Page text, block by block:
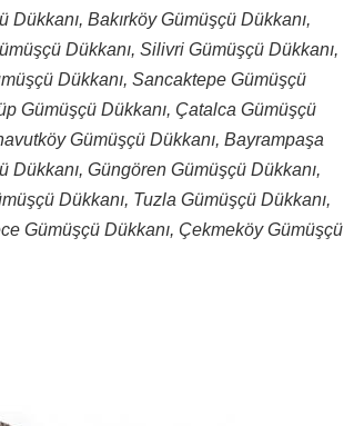
Bakırköy Gümüşçü Dükkanı,
Dükkanı, Silivri Gümüşçü Dükkanı,
Dükkanı, Sancaktepe Gümüşçü
Gümüşçü Dükkanı, Çatalca Gümüşçü
Gümüşçü Dükkanı, Bayrampaşa
Güngören Gümüşçü Dükkanı,
Dükkanı, Tuzla Gümüşçü Dükkanı,
Gümüşçü Dükkanı, Çekmeköy Gümüşçü